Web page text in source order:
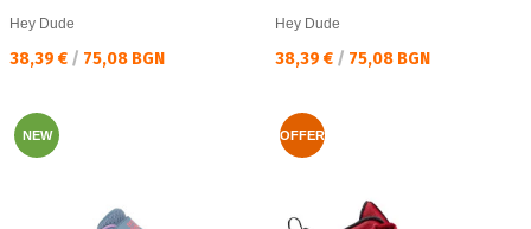
Hey Dude
Текуща цена:
38,39 € / 75,08 BGN
Hey Dude
Текуща цена:
38,39 € / 75,08 BGN
NEW OFFER